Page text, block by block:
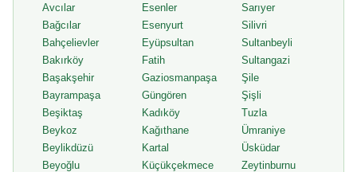
Avcılar
Bağcılar
Bahçelievler
Bakırköy
Başakşehir
Bayrampaşa
Beşiktaş
Beykoz
Beylikdüzü
Beyoğlu
Esenler
Esenyurt
Eyüpsultan
Fatih
Gaziosmanpaşa
Güngören
Kadıköy
Kağıthane
Kartal
Küçükçekmece
Sarıyer
Silivri
Sultanbeyli
Sultangazi
Şile
Şişli
Tuzla
Ümraniye
Üsküdar
Zeytinburnu